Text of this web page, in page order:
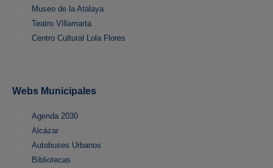
Museo de la Atalaya
Teatro Villamarta
Centro Cultural Lola Flores
Webs Municipales
Agenda 2030
Alcázar
Autobuses Urbanos
Bibliotecas